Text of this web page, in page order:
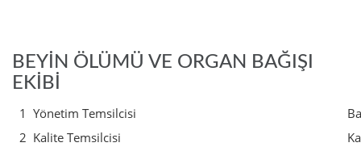
BEYİN ÖLÜMÜ VE ORGAN BAĞIŞI
EKİBİ
1 Yönetim Temsilcisi
2 Kalite Temsilcisi